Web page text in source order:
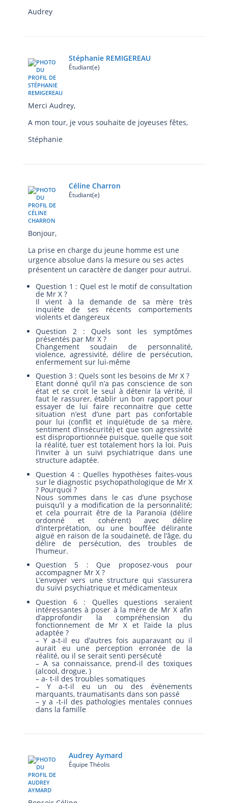
Audrey
Stéphanie REMIGEREAU
Étudiant(e)
Merci Audrey,
A mon tour, je vous souhaite de joyeuses fêtes,
Stéphanie
Céline Charron
Étudiant(e)
Bonjour,
La prise en charge du jeune homme est une
urgence absolue dans la mesure ou ses actes
présentent un caractère de danger pour autrui.
Question 1 : Quel est le motif de consultation
de Mr X ?
Il vient à la demande de sa mère très
inquiète de ses récents comportements
violents et dangereux
Question 2 : Quels sont les symptômes
présentés par Mr X ?
Changement soudain de personnalité,
violence, agressivité, délire de persécution,
enfermement sur lui-même
Question 3 : Quels sont les besoins de Mr X ?
Etant donné qu’il n’a pas conscience de son
état et se croit le seul à détenir la vérité, il
faut le rassurer, établir un bon rapport pour
essayer de lui faire reconnaitre que cette
situation n’est d’une part pas confortable
pour lui (conflit et inquiétude de sa mère,
sentiment d’insécurité) et que son agressivité
est disproportionnée puisque, quelle que soit
la réalité, tuer est totalement hors la loi. Puis
l’inviter à un suivi psychiatrique dans une
structure adaptée.
Question 4 : Quelles hypothèses faites-vous
sur le diagnostic psychopathologique de Mr X
? Pourquoi ?
Nous sommes dans le cas d’une psychose
puisqu’il y a modification de la personnalité;
et cela pourrait être de la Paranoïa (délire
ordonné et cohérent) avec délire
d’interprétation, ou une bouffée délirante
aiguë en raison de la soudaineté, de l’âge, du
délire de persécution, des troubles de
l’humeur.
Question 5 : Que proposez-vous pour
accompagner Mr X ?
L’envoyer vers une structure qui s’assurera
du suivi psychiatrique et médicamenteux
Question 6 : Quelles questions seraient
intéressantes à poser à la mère de Mr X afin
d’approfondir la compréhension du
fonctionnement de Mr X et l’aide la plus
adaptée ?
– Y a-t-il eu d’autres fois auparavant ou il
aurait eu une perception erronée de la
réalité, ou il se serait senti persécuté
– A sa connaissance, prend-il des toxiques
(alcool, drogue, )
– a- t-il des troubles somatiques
– Y a-t-il eu un ou des évènements
marquants, traumatisants dans son passé
– y a -t-il des pathologies mentales connues
dans la famille
Audrey Aymard
Équipe Théolis